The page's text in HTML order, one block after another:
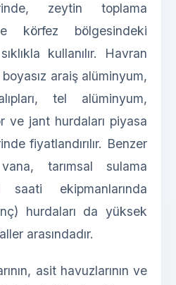
zeytin toplama
körfez bölgesindeki
kullanılır. Havran
araiş alüminyum,
tel alüminyum,
ve jant hurdaları piyasa
fiyatlandırılır. Benzer
tarımsal sulama
ekipmanlarında
hurdaları da yüksek
arasındadır.
asit havuzlarının ve